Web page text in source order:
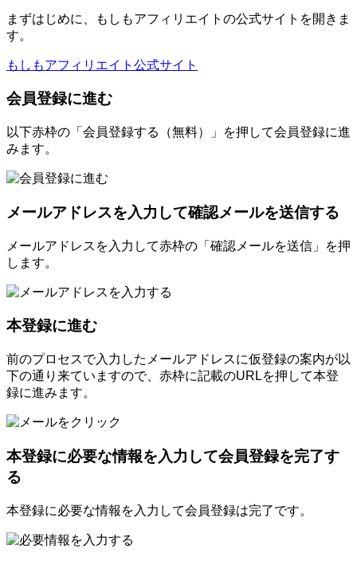
まずはじめに、もしもアフィリエイトの公式サイトを開きま
す。
もしもアフィリエイト公式サイト
会員登録に進む
以下赤枠の「会員登録する（無料）」を押して会員登録に進
みます。
メールアドレスを入力して確認メールを送信する
メールアドレスを入力して赤枠の「確認メールを送信」を押
します。
本登録に進む
前のプロセスで入力したメールアドレスに仮登録の案内が以
下の通り来ていますので、赤枠に記載のURLを押して本登
録に進みます。
本登録に必要な情報を入力して会員登録を完了す
る
本登録に必要な情報を入力して会員登録は完了です。